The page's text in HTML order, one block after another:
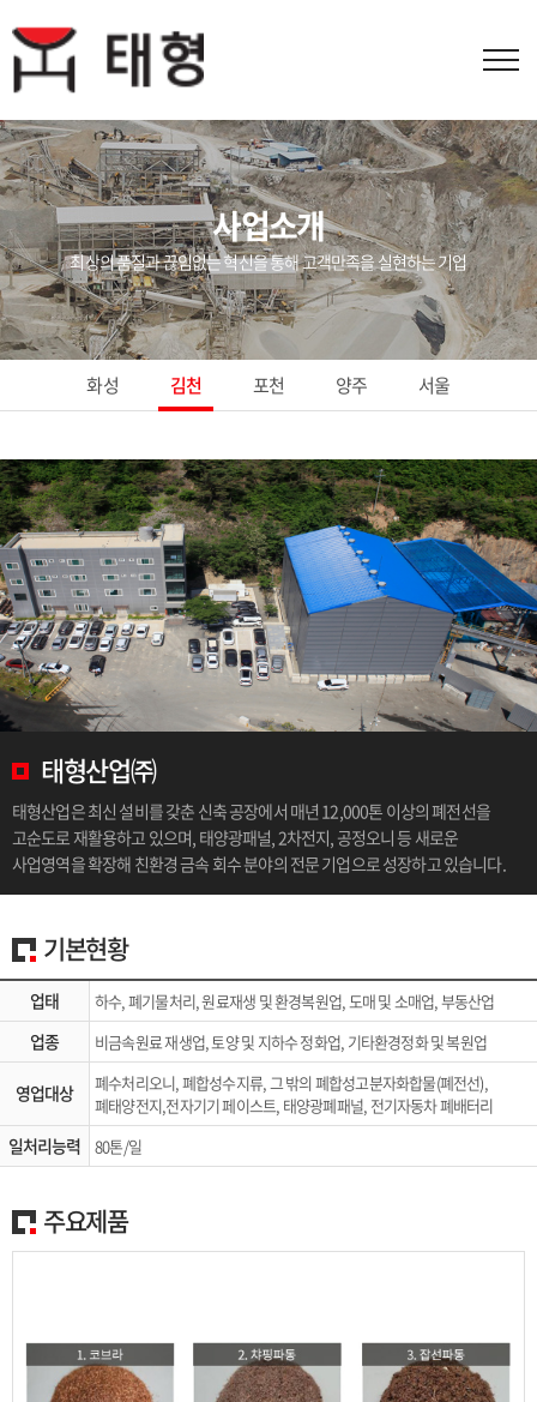
사업소개
최상의 품질과 끊임없는 혁신을 통해 고객만족을 실현하는 기업
화성 김천 포천 양주 서울
태형산업㈜
태형산업은 최신 설비를 갖춘 신축 공장에서 매년 12,000톤 이상의 폐전선을
고순도로 재활용하고 있으며, 태양광패널, 2차전지, 공정오니 등 새로운
사업영역을 확장해 친환경 금속 회수 분야의 전문 기업으로 성장하고 있습니다.
기본현황
업태 하수, 폐기물처리, 원료재생 및 환경복원업, 도매 및 소매업, 부동산업
업종 비금속원료 재생업, 토양 및 지하수 정화업, 기타환경정화 및 복원업
영업대상
폐수처리오니, 폐합성수지류, 그 밖의 폐합성고분자화합물(폐전선),
폐태양전지,전자기기 페이스트, 태양광폐패널, 전기자동차 폐배터리
일처리능력 80톤/일
주요제품